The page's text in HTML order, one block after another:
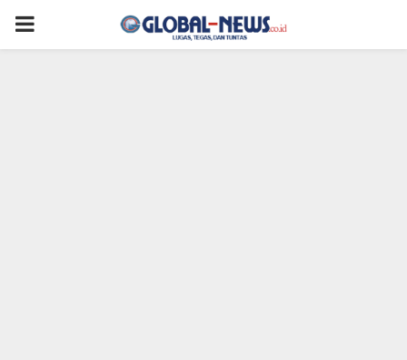
PRIMARY